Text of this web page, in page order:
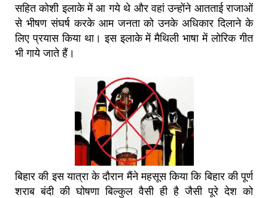
सहित कोशी इलाके में आ गये थे और वहां उन्होंने आतताई राजाओं
से भीषण संघर्ष करके आम जनता को उनके अधिकार दिलाने के
लिए प्रयास किया था। इस इलाके में मैथिली भाषा में लोरिक गीत
भी गाये जाते हैं।
बिहार की इस यात्रा के दौरान मैंने महसूस किया कि बिहार की पूर्ण
शराब बंदी की घोषणा बिल्कुल वैसी ही है जैसी पूरे देश को